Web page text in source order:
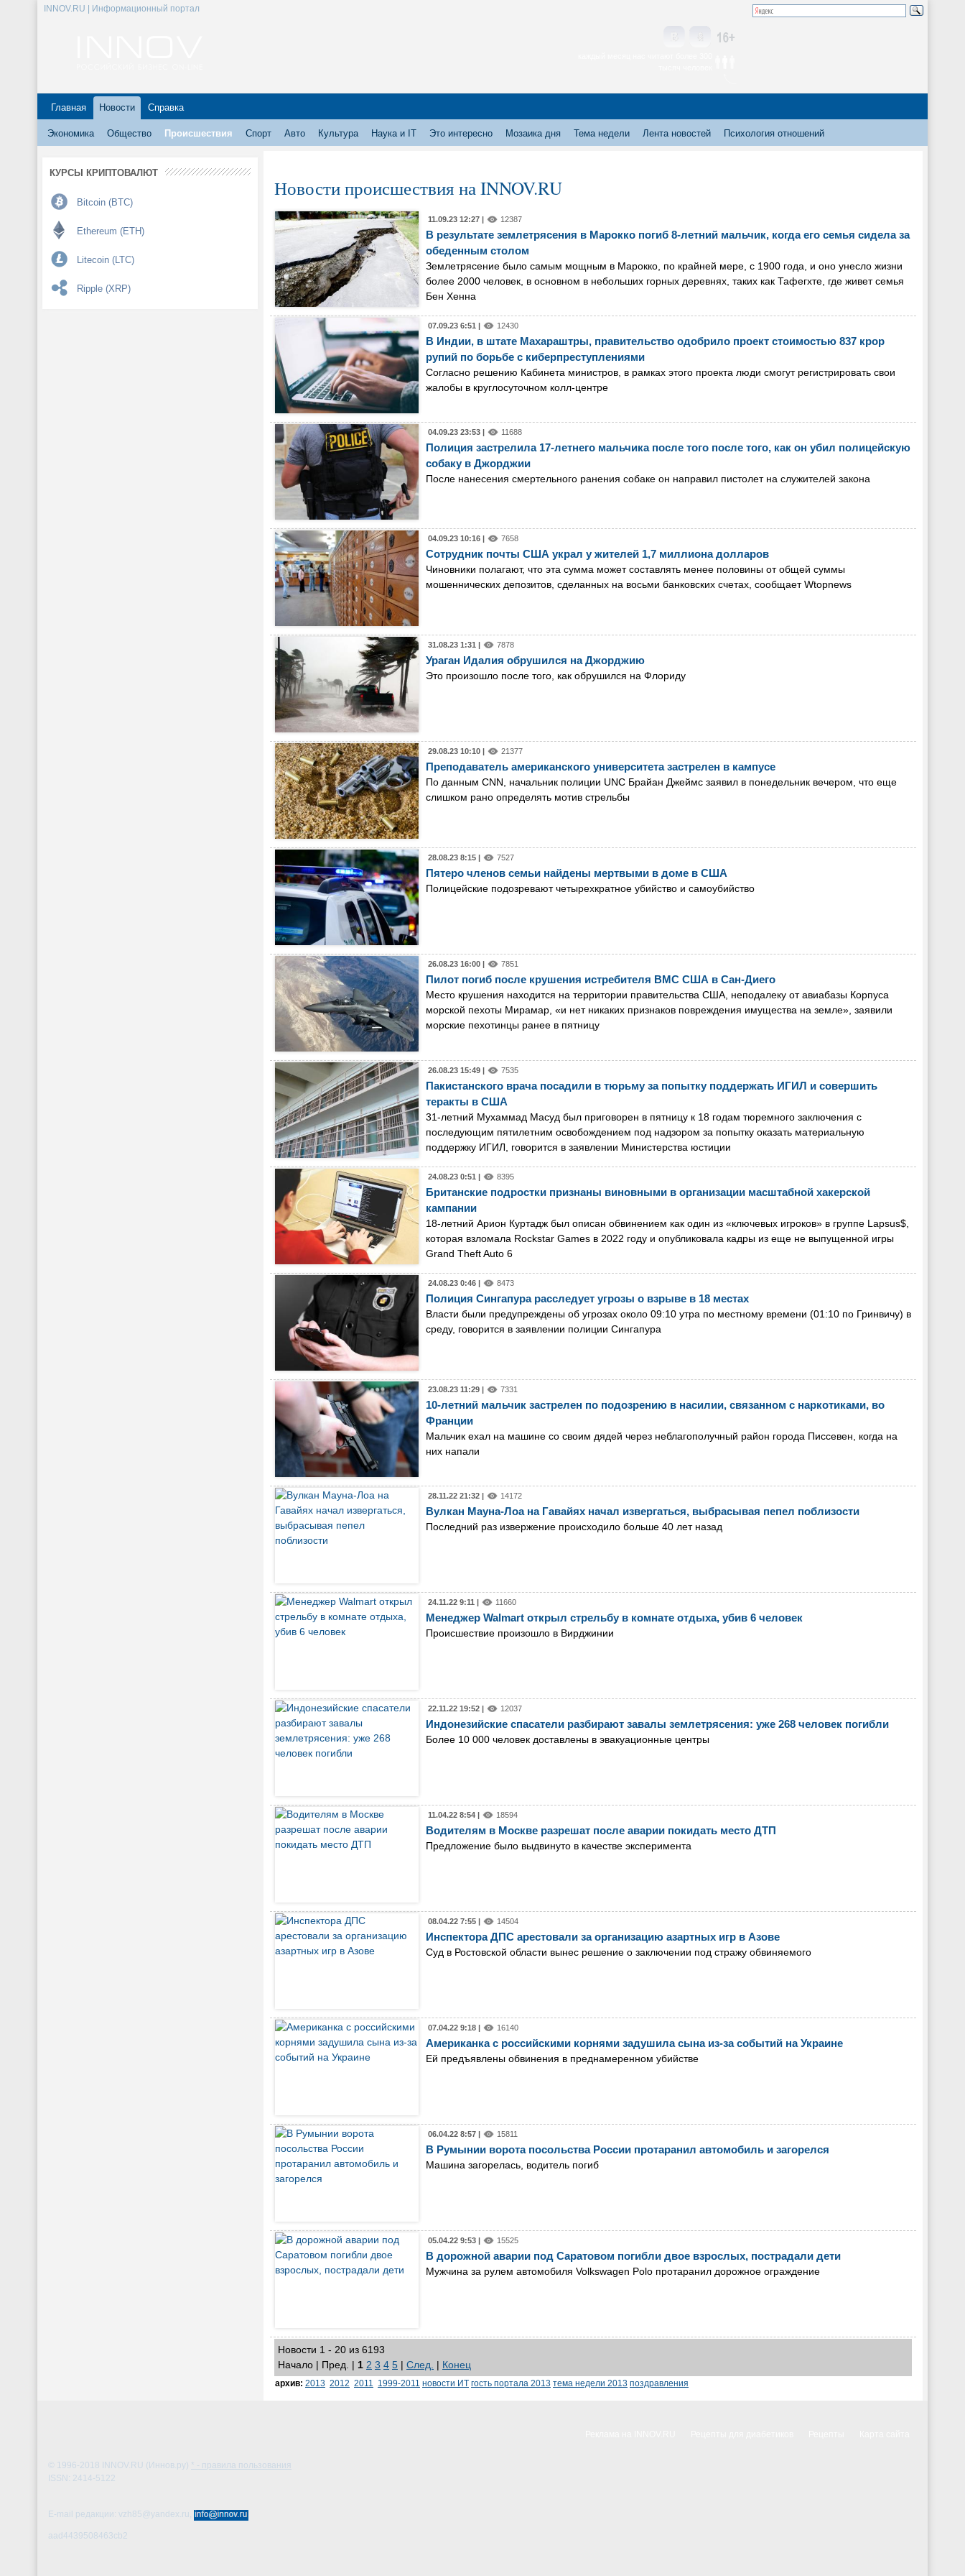
INNOV.RU | Информационный портал
Главная Новости Справка
Экономика Общество Происшествия Спорт Авто Культура Наука и IT Это интересно Мозаика дня Тема недели Лента новостей Психология отношений
КУРСЫ КРИПТОВАЛЮТ
Bitcoin (BTC)
Ethereum (ETH)
Litecoin (LTC)
Ripple (XRP)
Новости происшествия на INNOV.RU
11.09.23 12:27 | 12387
В результате землетрясения в Марокко погиб 8-летний мальчик, когда его семья сидела за
обеденным столом
Землетрясение было самым мощным в Марокко, по крайней мере, с 1900 года, и оно унесло жизни
более 2000 человек, в основном в небольших горных деревнях, таких как Тафегхте, где живет семья
Бен Хенна
07.09.23 6:51 | 12430
В Индии, в штате Махараштры, правительство одобрило проект стоимостью 837 крор
рупий по борьбе с киберпреступлениями
Согласно решению Кабинета министров, в рамках этого проекта люди смогут регистрировать свои
жалобы в круглосуточном колл-центре
04.09.23 23:53 | 11688
Полиция застрелила 17-летнего мальчика после того после того, как он убил полицейскую
собаку в Джорджии
После нанесения смертельного ранения собаке он направил пистолет на служителей закона
04.09.23 10:16 | 7658
Сотрудник почты США украл у жителей 1,7 миллиона долларов
Чиновники полагают, что эта сумма может составлять менее половины от общей суммы
мошеннических депозитов, сделанных на восьми банковских счетах, сообщает Wtopnews
31.08.23 1:31 | 7878
Ураган Идалия обрушился на Джорджию
Это произошло после того, как обрушился на Флориду
29.08.23 10:10 | 21377
Преподаватель американского университета застрелен в кампусе
По данным CNN, начальник полиции UNC Брайан Джеймс заявил в понедельник вечером, что еще
слишком рано определять мотив стрельбы
28.08.23 8:15 | 7527
Пятеро членов семьи найдены мертвыми в доме в США
Полицейские подозревают четырехкратное убийство и самоубийство
26.08.23 16:00 | 7851
Пилот погиб после крушения истребителя ВМС США в Сан-Диего
Место крушения находится на территории правительства США, неподалеку от авиабазы Корпуса
морской пехоты Мирамар, «и нет никаких признаков повреждения имущества на земле», заявили
морские пехотинцы ранее в пятницу
26.08.23 15:49 | 7535
Пакистанского врача посадили в тюрьму за попытку поддержать ИГИЛ и совершить
теракты в США
31-летний Мухаммад Масуд был приговорен в пятницу к 18 годам тюремного заключения с
последующим пятилетним освобождением под надзором за попытку оказать материальную
поддержку ИГИЛ, говорится в заявлении Министерства юстиции
24.08.23 0:51 | 8395
Британские подростки признаны виновными в организации масштабной хакерской
кампании
18-летний Арион Куртадж был описан обвинением как один из «ключевых игроков» в группе Lapsus$,
которая взломала Rockstar Games в 2022 году и опубликовала кадры из еще не выпущенной игры
Grand Theft Auto 6
24.08.23 0:46 | 8473
Полиция Сингапура расследует угрозы о взрыве в 18 местах
Власти были предупреждены об угрозах около 09:10 утра по местному времени (01:10 по Гринвичу) в
среду, говорится в заявлении полиции Сингапура
23.08.23 11:29 | 7331
10-летний мальчик застрелен по подозрению в насилии, связанном с наркотиками, во
Франции
Мальчик ехал на машине со своим дядей через неблагополучный район города Писсевен, когда на
них напали
28.11.22 21:32 | 14172
Вулкан Мауна-Лоа на Гавайях начал извергаться, выбрасывая пепел поблизости
Последний раз извержение происходило больше 40 лет назад
24.11.22 9:11 | 11660
Менеджер Walmart открыл стрельбу в комнате отдыха, убив 6 человек
Происшествие произошло в Вирджинии​
22.11.22 19:52 | 12037
Индонезийские спасатели разбирают завалы землетрясения: уже 268 человек погибли
Более 10 000 человек доставлены в эвакуационные центры
11.04.22 8:54 | 18594
Водителям в Москве разрешат после аварии покидать место ДТП
Предложение было выдвинуто в качестве эксперимента
08.04.22 7:55 | 14504
Инспектора ДПС арестовали за организацию азартных игр в Азове
Суд в Ростовской области вынес решение о заключении под стражу обвиняемого
07.04.22 9:18 | 16140
Американка с российскими корнями задушила сына из-за событий на Украине
Ей предъявлены обвинения в преднамеренном убийстве
06.04.22 8:57 | 15811
В Румынии ворота посольства России протаранил автомобиль и загорелся
Машина загорелась, водитель погиб
05.04.22 9:53 | 15525
В дорожной аварии под Саратовом погибли двое взрослых, пострадали дети
Мужчина за рулем автомобиля Volkswagen Polo протаранил дорожное ограждение
Новости 1 - 20 из 6193
Начало | Пред. | 1 2 3 4 5 | След. | Конец
архив: 2013 2012 2011 1999-2011 новости ИТ гость портала 2013 тема недели 2013 поздравления
© 1996-2018 INNOV.RU (Иннов.ру) * - правила пользования
ISSN: 2414-5122
E-mail редакции: vzh85@yandex.ru,
aad4439508463cb2